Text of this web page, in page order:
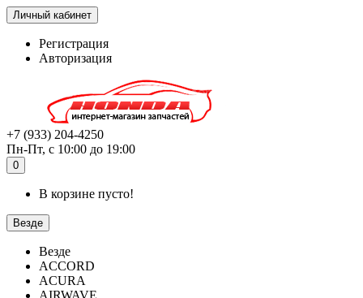
Личный кабинет
Регистрация
Авторизация
+7 (933) 204-4250
Пн-Пт, с 10:00 до 19:00
0
В корзине пусто!
Везде
Везде
ACCORD
ACURA
AIRWAVE